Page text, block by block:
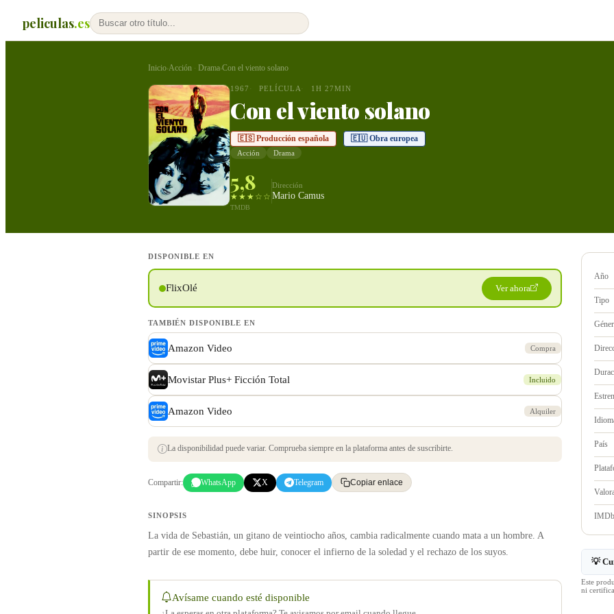
peliculas.es
Inicio›Acción · Drama›Con el viento solano
1967 PELÍCULA 1H 27MIN
Con el viento solano
🇪🇸 Producción española 🇪🇺 Obra europea
Acción Drama
5,8
★★★☆☆
TMDB
Dirección
Mario Camus
DISPONIBLE EN
FlixOlé Ver ahora
TAMBIÉN DISPONIBLE EN
Amazon Video Compra
Movistar Plus+ Ficción Total Incluido
Amazon Video Alquiler
La disponibilidad puede variar. Comprueba siempre en la plataforma antes de suscribirte.
Compartir: WhatsApp X Telegram Copiar enlace
SINOPSIS
La vida de Sebastián, un gitano de veintiocho años, cambia radicalmente cuando mata a un hombre. A
partir de ese momento, debe huir, conocer el infierno de la soledad y el rechazo de los suyos.
Avísame cuando esté disponible
Año
Tipo
País
IMDb
💡
Este
ni